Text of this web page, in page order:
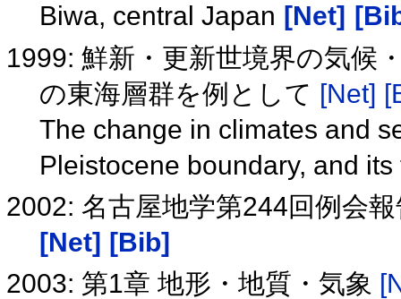
Biwa, central Japan [Net]
1999: 鮮新・更新世境界の気候
の東海層群を例として [Net]
The change in climates and
Pleistocene boundary, and
2002: 名古屋地学第244回例会
[Net] [Bib]
2003: 第1章 地形・地質・気象